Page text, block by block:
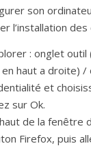
son
l’installation des
: onglet outil
haut a droite) /
et
sur Ok.
de la fenêtre
Firefox, puis